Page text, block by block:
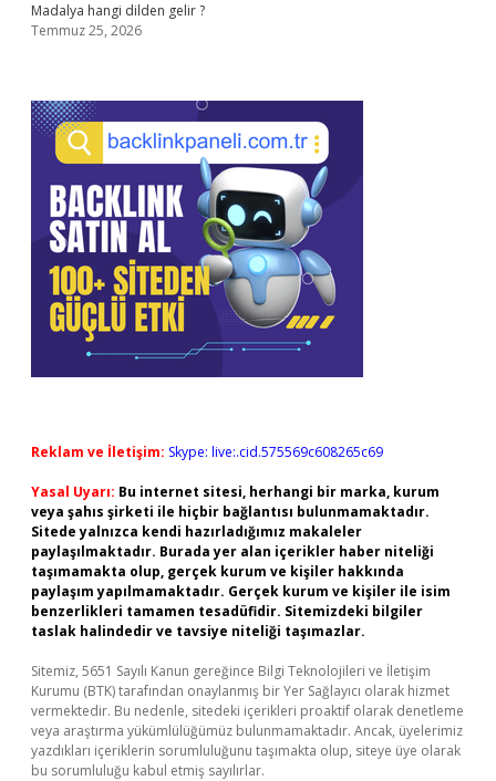
Madalya hangi dilden gelir ?
Temmuz 25, 2026
Reklam ve İletişim: Skype: live:.cid.575569c608265c69
Yasal Uyarı: Bu internet sitesi, herhangi bir marka, kurum
veya şahıs şirketi ile hiçbir bağlantısı bulunmamaktadır.
Sitede yalnızca kendi hazırladığımız makaleler
paylaşılmaktadır. Burada yer alan içerikler haber niteliği
taşımamakta olup, gerçek kurum ve kişiler hakkında
paylaşım yapılmamaktadır. Gerçek kurum ve kişiler ile isim
benzerlikleri tamamen tesadüfidir. Sitemizdeki bilgiler
taslak halindedir ve tavsiye niteliği taşımazlar.
Sitemiz, 5651 Sayılı Kanun gereğince Bilgi Teknolojileri ve İletişim
Kurumu (BTK) tarafından onaylanmış bir Yer Sağlayıcı olarak hizmet
vermektedir. Bu nedenle, sitedeki içerikleri proaktif olarak denetleme
veya araştırma yükümlülüğümüz bulunmamaktadır. Ancak, üyelerimiz
yazdıkları içeriklerin sorumluluğunu taşımakta olup, siteye üye olarak
bu sorumluluğu kabul etmiş sayılırlar.